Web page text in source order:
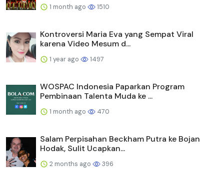
1 month ago 1510
Kontroversi Maria Eva yang Sempat Viral
karena Video Mesum d...
1 year ago 1497
WOSPAC Indonesia Paparkan Program
Pembinaan Talenta Muda ke ...
1 month ago 470
Salam Perpisahan Beckham Putra ke Bojan
Hodak, Sulit Ucapkan...
2 months ago 396